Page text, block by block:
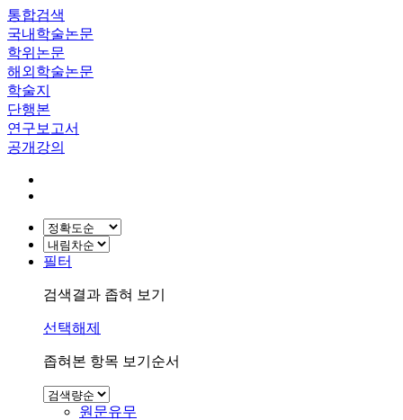
통합검색
국내학술논문
학위논문
해외학술논문
학술지
단행본
연구보고서
공개강의
필터
검색결과 좁혀 보기
선택해제
좁혀본 항목 보기순서
원문유무